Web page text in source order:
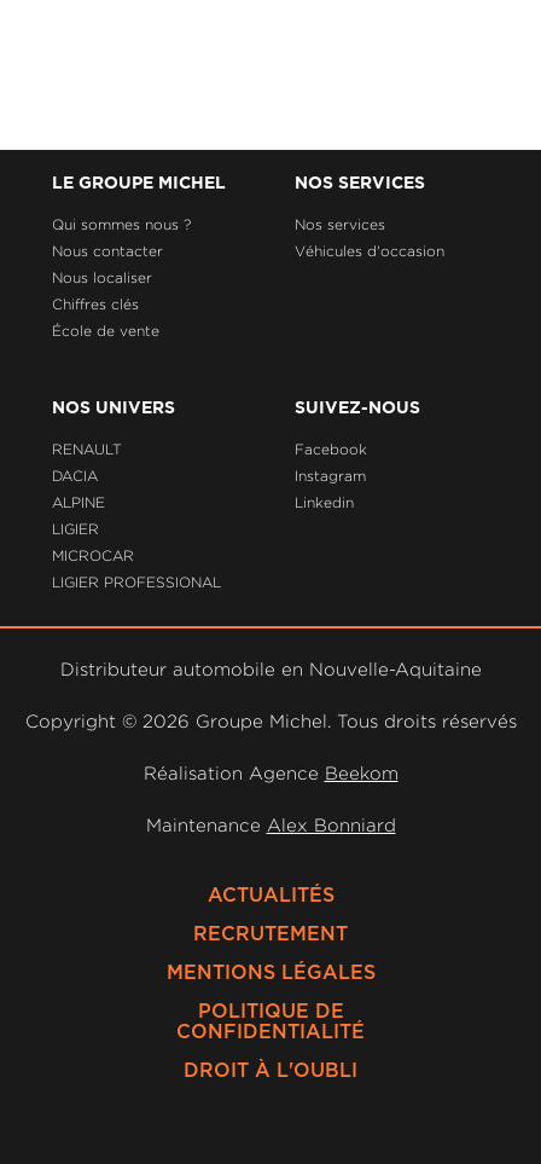
LE GROUPE MICHEL
Qui sommes nous ?
Nous contacter
Nous localiser
Chiffres clés
École de vente
NOS SERVICES
Nos services
Véhicules d'occasion
NOS UNIVERS
RENAULT
DACIA
ALPINE
LIGIER
MICROCAR
LIGIER PROFESSIONAL
SUIVEZ-NOUS
Facebook
Instagram
Linkedin
Distributeur automobile en Nouvelle-Aquitaine
Copyright © 2026 Groupe Michel. Tous droits réservés
Réalisation Agence Beekom
Maintenance Alex Bonniard
ACTUALITÉS
RECRUTEMENT
MENTIONS LÉGALES
POLITIQUE DE
CONFIDENTIALITÉ
DROIT À L'OUBLI